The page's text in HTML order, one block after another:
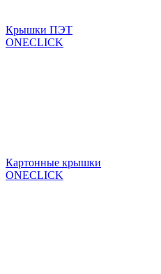
Крышки ПЭТ
ONECLICK
Картонные крышки
ONECLICK